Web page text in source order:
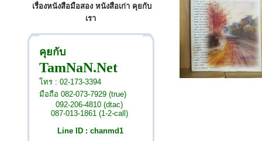
เรื่องหนังสือมือสอง หนังสือเก่า คุยกับ
เรา
คุยกับ
TamNaN.Net
โทร : 02-173-3394
มือถือ 082-073-7929 (true)
092-206-4810 (dtac)
087-013-1861 (1-2-call)
Line ID : chanmd1